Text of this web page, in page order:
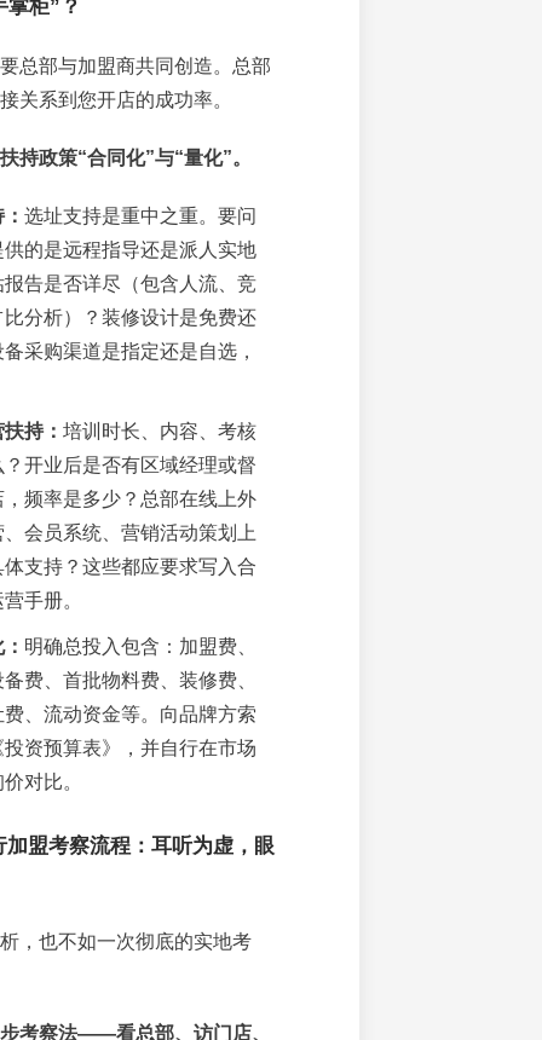
掌柜”？
总部与加盟商共同创造。总部
关系到您开店的成功率。
持政策“合同化”与“量化”。
选址支持是重中之重。要问
的是远程指导还是派人实地
告是否详尽（包含人流、竞
分析）？装修设计是免费还
采购渠道是指定还是自选，
持： 培训时长、内容、考核
开业后是否有区域经理或督
频率是多少？总部在线上外
会员系统、营销活动策划上
支持？这些都应要求写入合
手册。
明确总投入包含：加盟费、
费、首批物料费、装修费、
、流动资金等。向品牌方索
资预算表》，并自行在市场
对比。
加盟考察流程：耳听为虚，眼
，也不如一次彻底的实地考
考察法——看总部、访门店、